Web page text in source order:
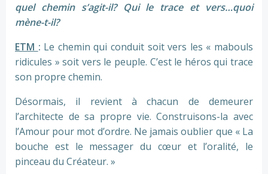
quel chemin s’agit-il? Qui le trace et vers…quoi
mène-t-il?
ETM : Le chemin qui conduit soit vers les « mabouls
ridicules » soit vers le peuple. C’est le héros qui trace
son propre chemin.
Désormais, il revient à chacun de demeurer
l’architecte de sa propre vie. Construisons-la avec
l’Amour pour mot d’ordre. Ne jamais oublier que « La
bouche est le messager du cœur et l’oralité, le
pinceau du Créateur. »